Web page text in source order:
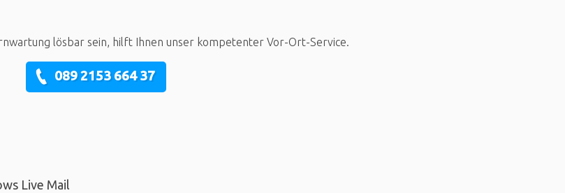
lösbar sein, hilft Ihnen unser kompetenter Vor-Ort-Service.
089 2153 664 37
Live Mail